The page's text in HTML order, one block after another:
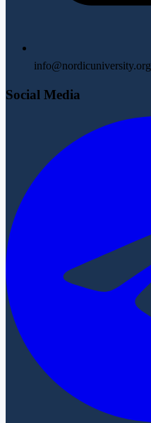
info@nordicuniversity.org
Social Media